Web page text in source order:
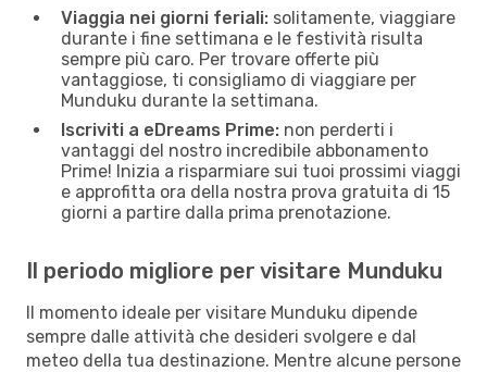
Viaggia nei giorni feriali: solitamente, viaggiare
durante i fine settimana e le festività risulta
sempre più caro. Per trovare offerte più
vantaggiose, ti consigliamo di viaggiare per
Munduku durante la settimana.
Iscriviti a eDreams Prime: non perderti i
vantaggi del nostro incredibile abbonamento
Prime! Inizia a risparmiare sui tuoi prossimi viaggi
e approfitta ora della nostra prova gratuita di 15
giorni a partire dalla prima prenotazione.
Il periodo migliore per visitare Munduku
Il momento ideale per visitare Munduku dipende
sempre dalle attività che desideri svolgere e dal
meteo della tua destinazione. Mentre alcune persone